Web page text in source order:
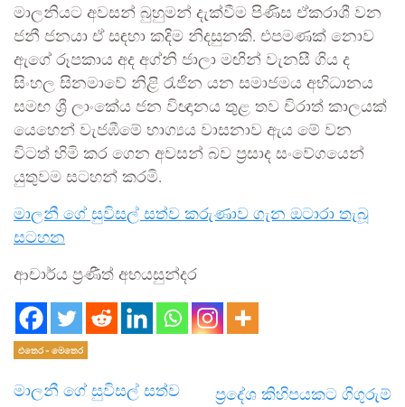
මාලනියට අවසන් බුහුමන් දැක්වීම පිණිස ඒකරාශී වන
ජනී ජනයා ඒ සඳහා කදිම නිදසුනකි. එපමණක් නොව
ඇගේ රූපකාය අද අග්නි ජාලා මඟින් වැනසී ගිය ද
සිංහල සිනමාවේ නිළි රැජින යන සමාජමය අභිධානය
සමඟ ශ්‍රී ලාංකේය ජන විඥානය තුළ තව චිරාත් කාලයක්
යෙහෙන් වැජඹීමේ භාග්‍යය වාසනාව ඇය මේ වන
විටත් හිමි කර ගෙන අවසන් බව ප්‍රසාද සංවේගයෙන්
යුතුවම සටහන් කරමි.
මාලනී ගේ සුවිසල් සත්ව කරුණාව ගැන ඔටාරා තැබූ
සටහන
ආචාර්ය ප්‍රණීත් අභයසුන්දර
එතෙර - මෙතෙර
මාලනී ගේ සුවිසල් සත්ව
ප්‍රදේශ කිහිපයකට ගිගුරුම්